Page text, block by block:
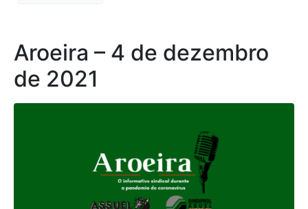
Aroeira – 4 de dezembro
de 2021